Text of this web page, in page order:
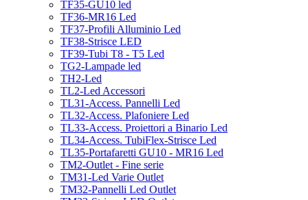
TF35-GU10 led
TF36-MR16 Led
TF37-Profili Alluminio Led
TF38-Strisce LED
TF39-Tubi T8 - T5 Led
TG2-Lampade led
TH2-Led
TL2-Led Accessori
TL31-Access. Pannelli Led
TL32-Access. Plafoniere Led
TL33-Access. Proiettori a Binario Led
TL34-Access. TubiFlex-Strisce Led
TL35-Portafaretti GU10 - MR16 Led
TM2-Outlet - Fine serie
TM31-Led Varie Outlet
TM32-Pannelli Led Outlet